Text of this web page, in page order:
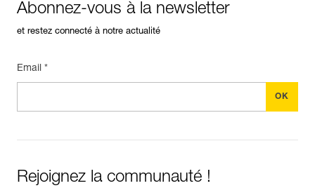
Abonnez-vous à la newsletter
et restez connecté à notre actualité
Email *
Rejoignez la communauté !